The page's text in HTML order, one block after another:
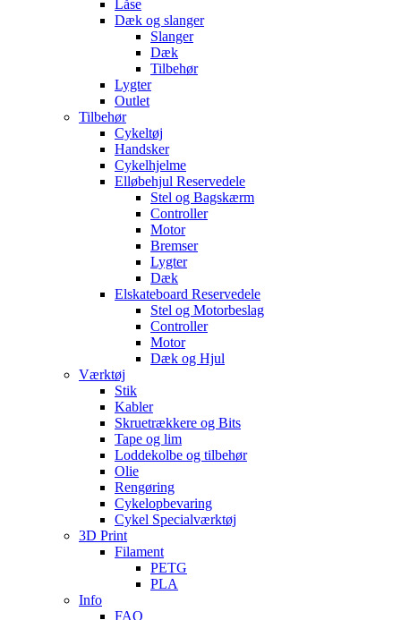
Låse
Dæk og slanger
Slanger
Dæk
Tilbehør
Lygter
Outlet
Tilbehør
Cykeltøj
Handsker
Cykelhjelme
Elløbehjul Reservedele
Stel og Bagskærm
Controller
Motor
Bremser
Lygter
Dæk
Elskateboard Reservedele
Stel og Motorbeslag
Controller
Motor
Dæk og Hjul
Værktøj
Stik
Kabler
Skruetrækkere og Bits
Tape og lim
Loddekolbe og tilbehør
Olie
Rengøring
Cykelopbevaring
Cykel Specialværktøj
3D Print
Filament
PETG
PLA
Info
FAQ